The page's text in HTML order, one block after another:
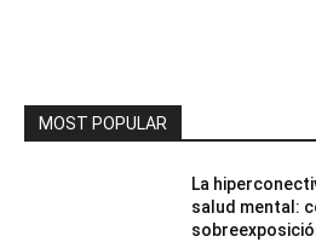
MOST POPULAR
La
salud mental: